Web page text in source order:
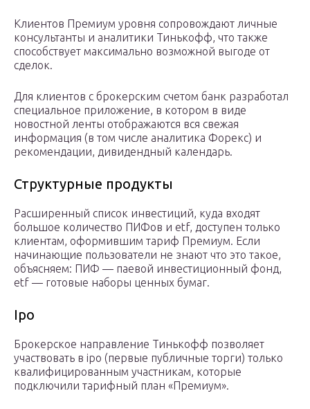
Клиентов Премиум уровня сопровождают личные
консультанты и аналитики Тинькофф, что также
способствует максимально возможной выгоде от
сделок.
Для клиентов с брокерским счетом банк разработал
специальное приложение, в котором в виде
новостной ленты отображаются вся свежая
информация (в том числе аналитика Форекс) и
рекомендации, дивидендный календарь.
Структурные продукты
Расширенный список инвестиций, куда входят
большое количество ПИФов и etf, доступен только
клиентам, оформившим тариф Премиум. Если
начинающие пользователи не знают что это такое,
объясняем: ПИФ — паевой инвестиционный фонд,
etf — готовые наборы ценных бумаг.
Ipo
Брокерское направление Тинькофф позволяет
участвовать в ipo (первые публичные торги) только
квалифицированным участникам, которые
подключили тарифный план «Премиум».